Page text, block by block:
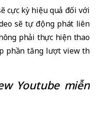
cực kỳ hiệu quả đối với
sẽ tự động phát liên
phải thực hiện thao
phần tăng lượt view thụ
Youtube miễn